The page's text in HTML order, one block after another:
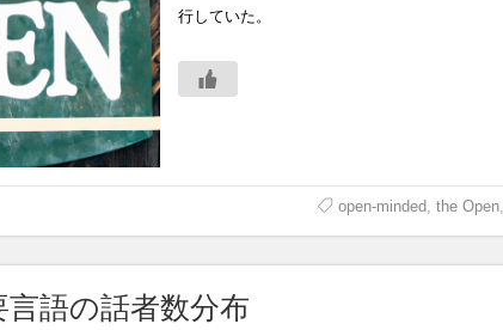
行していた。
open-minded the Open,
語の話者数分布